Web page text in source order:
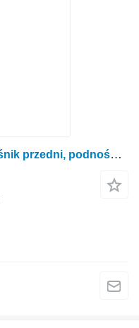
Front lift, linkage SAME Podnośnik przedni, podnośnik Same Silver 110 000893103 do ciągnika kołowego SAME Silver 110